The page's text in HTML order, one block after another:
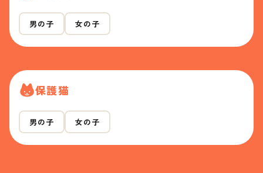
男の子 女の子
保護猫
男の子 女の子